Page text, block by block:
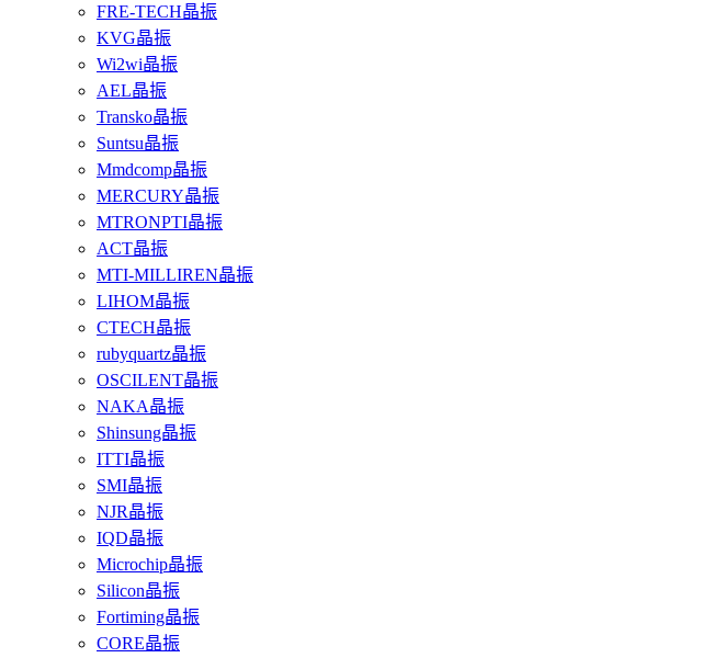
FRE-TECH晶振
KVG晶振
Wi2wi晶振
AEL晶振
Transko晶振
Suntsu晶振
Mmdcomp晶振
MERCURY晶振
MTRONPTI晶振
ACT晶振
MTI-MILLIREN晶振
LIHOM晶振
CTECH晶振
rubyquartz晶振
OSCILENT晶振
NAKA晶振
Shinsung晶振
ITTI晶振
SMI晶振
NJR晶振
IQD晶振
Microchip晶振
Silicon晶振
Fortiming晶振
CORE晶振